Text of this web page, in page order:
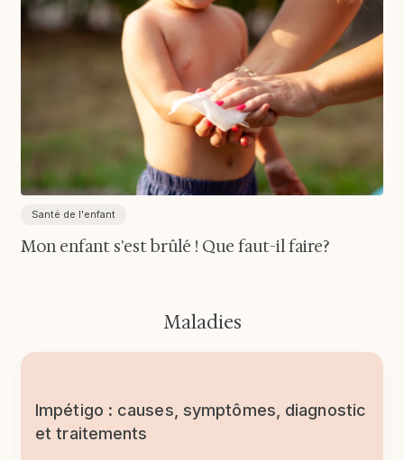
Santé de l'enfant
Mon enfant s'est brûlé ! Que faut-il faire?
Maladies
Impétigo : causes, symptômes, diagnostic
et traitements